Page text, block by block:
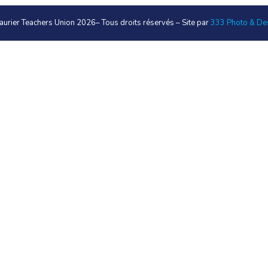
Teachers Union 2026– Tous droits réservés – Site par333 Photo &